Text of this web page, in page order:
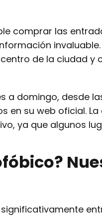
comprar las
de la ciudad y
domingo, desde las
en su web oficial.
ya que algunos
entre